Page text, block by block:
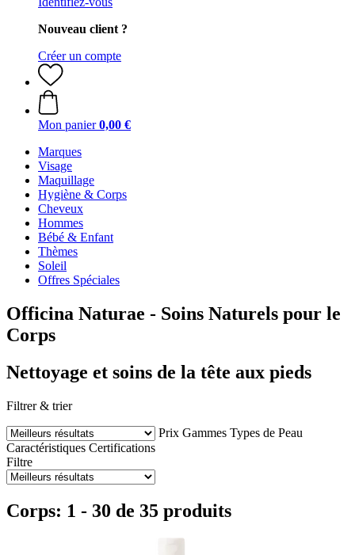
Nouveau client ?
Créer un compte
Mon panier 0,00 €
Marques
Visage
Maquillage
Hygiène & Corps
Cheveux
Hommes
Bébé & Enfant
Thèmes
Soleil
Offres Spéciales
Officina Naturae - Soins Naturels pour le
Corps
Nettoyage et soins de la tête aux pieds
Filtrer & trier
Prix Gammes Types de Peau
Caractéristiques Certifications
Filtre
Corps: 1 - 30 de 35 produits